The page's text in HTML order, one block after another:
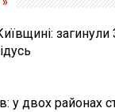
загинули
у двох районах